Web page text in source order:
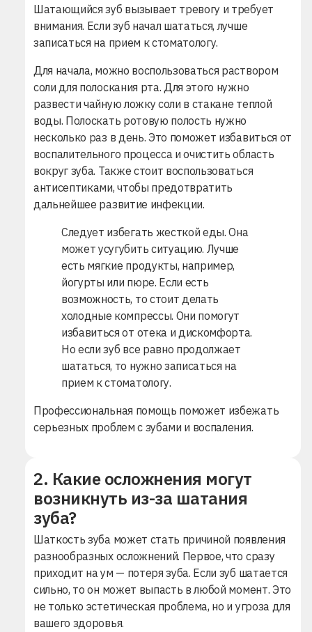
Шатающийся зуб вызывает тревогу и требует
внимания. Если зуб начал шататься, лучше
записаться на прием к стоматологу.
Для начала, можно воспользоваться раствором
соли для полоскания рта. Для этого нужно
развести чайную ложку соли в стакане теплой
воды. Полоскать ротовую полость нужно
несколько раз в день. Это поможет избавиться от
воспалительного процесса и очистить область
вокруг зуба. Также стоит воспользоваться
антисептиками, чтобы предотвратить
дальнейшее развитие инфекции.
Следует избегать жесткой еды. Она
может усугубить ситуацию. Лучше
есть мягкие продукты, например,
йогурты или пюре. Если есть
возможность, то стоит делать
холодные компрессы. Они помогут
избавиться от отека и дискомфорта.
Но если зуб все равно продолжает
шататься, то нужно записаться на
прием к стоматологу.
Профессиональная помощь поможет избежать
серьезных проблем с зубами и воспаления.
2. Какие осложнения могут
возникнуть из-за шатания
зуба?
Шаткость зуба может стать причиной появления
разнообразных осложнений. Первое, что сразу
приходит на ум — потеря зуба. Если зуб шатается
сильно, то он может выпасть в любой момент. Это
не только эстетическая проблема, но и угроза для
вашего здоровья.